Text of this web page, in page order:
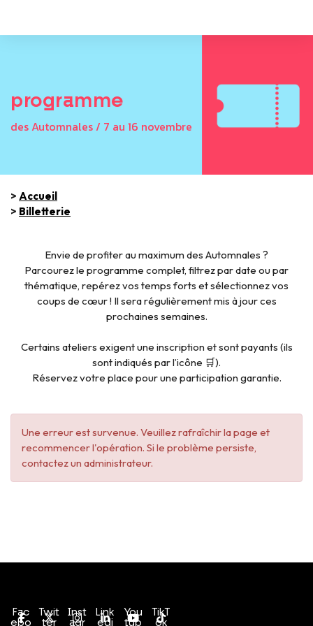
programme
des Automnales / 7 au 16 novembre
> Accueil
> Billetterie
Envie de profiter au maximum des Automnales ?
Parcourez le programme complet, filtrez par date ou par
thématique, repérez vos temps forts et sélectionnez vos
coups de cœur ! Il sera régulièrement mis à jour ces
prochaines semaines.
Certains ateliers exigent une inscription et sont payants (ils
sont indiqués par l’icône 🛒).
Réservez votre place pour une participation garantie.
Une erreur est survenue. Veuillez rafraîchir la page et
recommencer l'opération. Si le problème persiste,
contactez un administrateur.
Fac
ebo
Twit
ter
Inst
agr
Link
edi
You
tub
TikT
ok